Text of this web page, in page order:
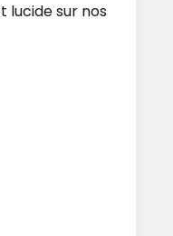
lucide sur nos